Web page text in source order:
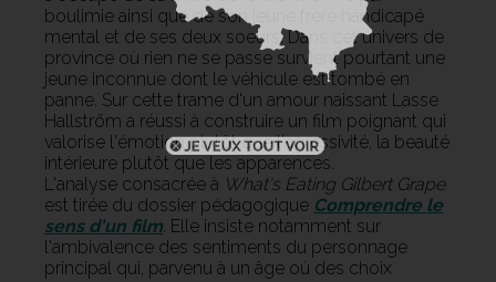
boulimie ainsi que de son jeune frère handicapé
mental et de ses deux soeurs. Dans cet univers de
province où rien ne se passe survient pourtant une
jeune inconnue dont le véhicule est tombé en
panne. Sur cette trame d'un amour naissant Lasse
Hallström a réussi à construire un film poignant qui
valorise l'émotion plutôt que l'agressivité, la beauté
intérieure plutôt que les apparences.
L'analyse consacrée à What's Eating Gilbert Grape
est tirée du dossier pédagogique Comprendre le
sens d'un film. Elle insiste notamment sur
l'ambivalence des sentiments du personnage
principal qui, parvenu à un âge où des choix